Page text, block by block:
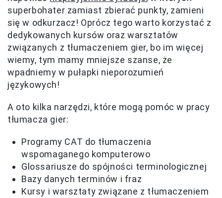
superbohater zamiast zbierać punkty, zamieni
się w odkurzacz! Oprócz tego warto korzystać z
dedykowanych kursów oraz warsztatów
związanych z tłumaczeniem gier, bo im więcej
wiemy, tym mamy mniejsze szanse, że
wpadniemy w pułapki nieporozumień
językowych!
A oto kilka narzędzi, które mogą pomóc w pracy
tłumacza gier:
Programy CAT do tłumaczenia
wspomaganego komputerowo
Glossariusze do spójności terminologicznej
Bazy danych terminów i fraz
Kursy i warsztaty związane z tłumaczeniem